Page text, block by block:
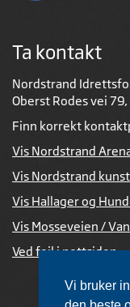
Vi bruker
Ta kontakt
Nordstrand
Oberst Rodes vei 79,
Finn korrekt
Vis Nordstrand
Vis Nordstrand
Vis Hallager og
Vis Mosseveien /
Ved feil i nettsiden